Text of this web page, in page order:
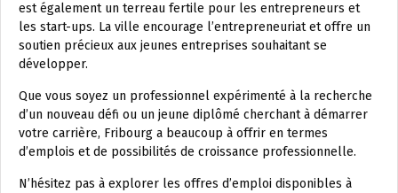
est également un terreau fertile pour les entrepreneurs et
les start-ups. La ville encourage l’entrepreneuriat et offre un
soutien précieux aux jeunes entreprises souhaitant se
développer.
Que vous soyez un professionnel expérimenté à la recherche
d’un nouveau défi ou un jeune diplômé cherchant à démarrer
votre carrière, Fribourg a beaucoup à offrir en termes
d’emplois et de possibilités de croissance professionnelle.
N’hésitez pas à explorer les offres d’emploi disponibles à